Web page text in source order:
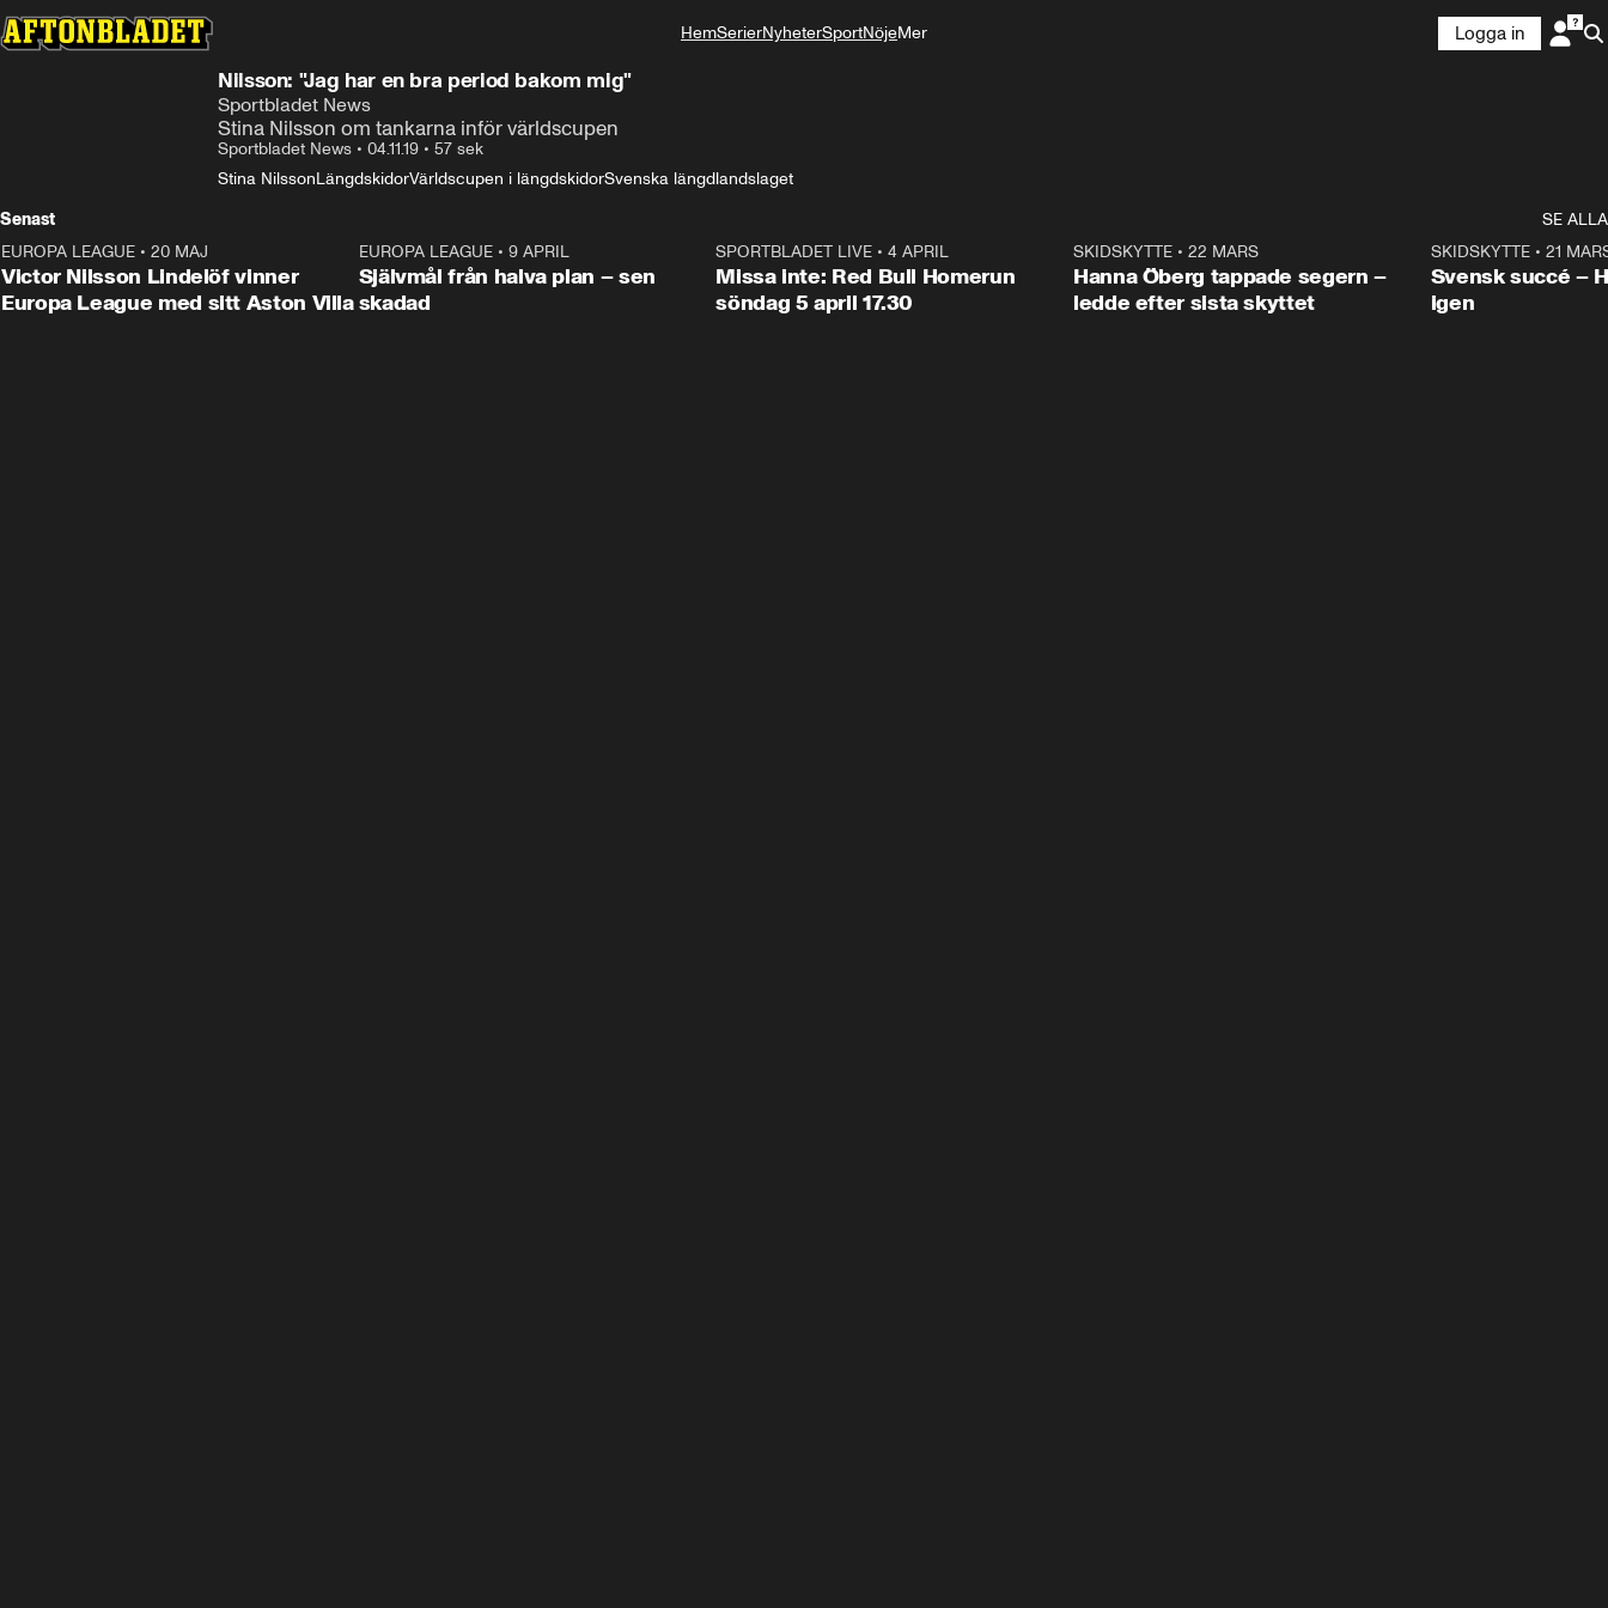
HemSerierNyheterSportNöjeMer
Logga in
Nilsson: "Jag har en bra period bakom mig"
Sportbladet News
Stina Nilsson om tankarna inför världscupen
Sportbladet News • 04.11.19 • 57 sek
Stina NilssonLängdskidorVärldscupen i längdskidorSvenska längdlandslaget
Senast
SE ALLA
EUROPA LEAGUE • 20 MAJ
Victor Nilsson Lindelöf vinner
Europa League med sitt Aston Villa
1:03
EUROPA LEAGUE• 9 APRIL
Självmål från halva plan – sen
skadad
SPORTBLADET LIVE •4 APRIL
Missa inte: Red Bull Homerun
söndag 5 april 17.30
SKIDSKYTTE• 22 MARS
Hanna Öberg tappade segern –
ledde efter sista skyttet
SKIDSKYTTE• 21
Svensk succé –
igen